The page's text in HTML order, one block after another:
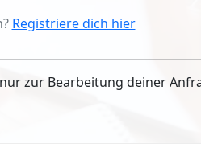
Registriere dich hier
zur Bearbeitung deiner